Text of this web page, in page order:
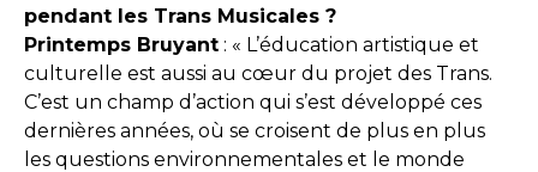
pendant les Trans Musicales ?
Printemps Bruyant : « L’éducation artistique et
culturelle est aussi au cœur du projet des Trans.
C’est un champ d’action qui s’est développé ces
dernières années, où se croisent de plus en plus
les questions environnementales et le monde